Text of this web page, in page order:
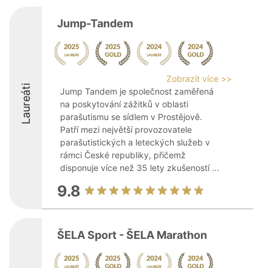
Laureáti
Jump-Tandem
Zobrazit více >>
Jump Tandem je společnost zaměřená
na poskytování zážitků v oblasti
parašutismu se sídlem v Prostějově.
Patří mezi největší provozovatele
parašutistických a leteckých služeb v
rámci České republiky, přičemž
disponuje více než 35 lety zkušeností ...
9.8
ŠELA Sport - ŠELA Marathon